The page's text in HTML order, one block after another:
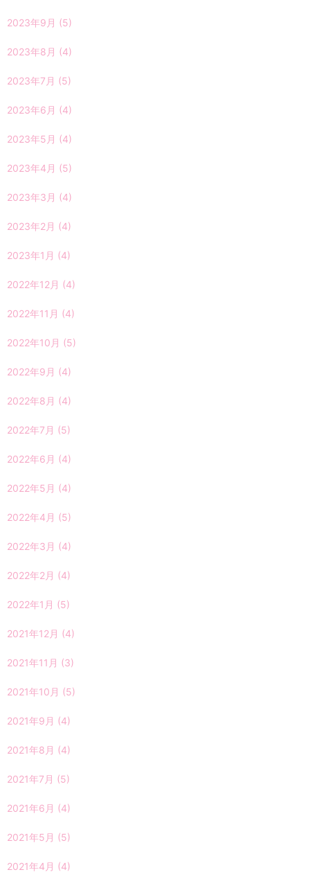
2023年9月 (5)
2023年8月 (4)
2023年7月 (5)
2023年6月 (4)
2023年5月 (4)
2023年4月 (5)
2023年3月 (4)
2023年2月 (4)
2023年1月 (4)
2022年12月 (4)
2022年11月 (4)
2022年10月 (5)
2022年9月 (4)
2022年8月 (4)
2022年7月 (5)
2022年6月 (4)
2022年5月 (4)
2022年4月 (5)
2022年3月 (4)
2022年2月 (4)
2022年1月 (5)
2021年12月 (4)
2021年11月 (3)
2021年10月 (5)
2021年9月 (4)
2021年8月 (4)
2021年7月 (5)
2021年6月 (4)
2021年5月 (5)
2021年4月 (4)